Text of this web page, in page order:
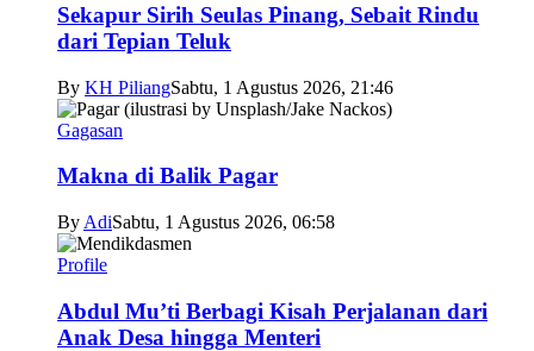
Sekapur Sirih Seulas Pinang, Sebait Rindu
dari Tepian Teluk
By KH PiliangSabtu, 1 Agustus 2026, 21:46
Gagasan
Makna di Balik Pagar
By AdiSabtu, 1 Agustus 2026, 06:58
Profile
Abdul Mu’ti Berbagi Kisah Perjalanan dari
Anak Desa hingga Menteri